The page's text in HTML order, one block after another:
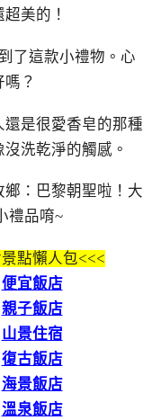
美的！
了這款小禮物。心
？
是很愛香皂的那種
洗乾淨的觸感。
：巴黎朝聖啦！大
禮品唷~
點懶人包<<<
便宜飯店
親子飯店
山景住宿
復古飯店
海景飯店
溫泉飯店